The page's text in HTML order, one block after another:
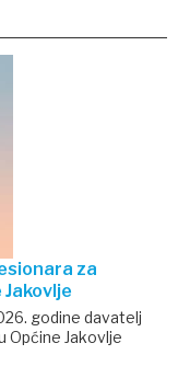
za
godine davatelj
Općine Jakovlje